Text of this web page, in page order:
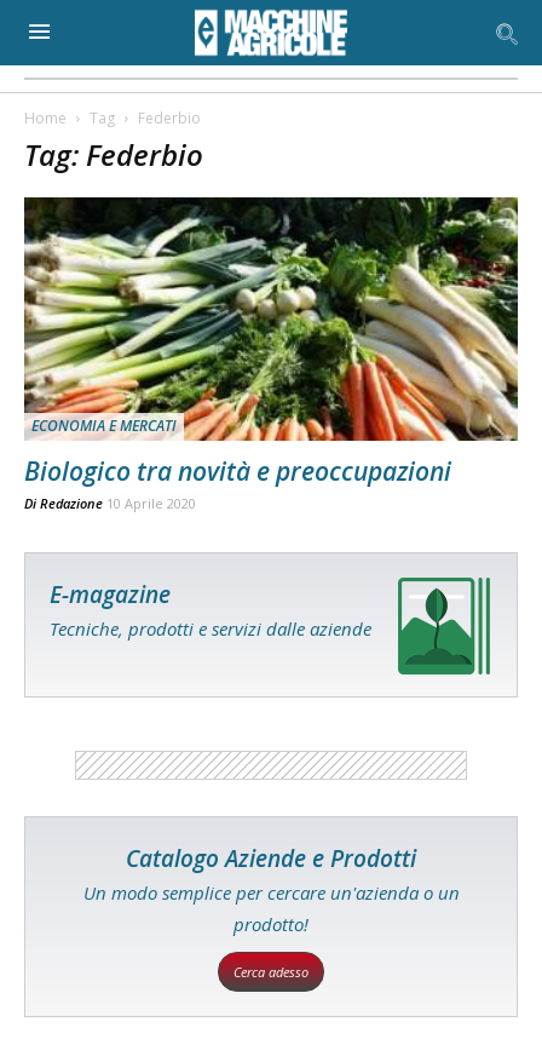
Home Tag Federbio
Tag: Federbio
ECONOMIA E MERCATI
Biologico tra novità e preoccupazioni
Di Redazione 10 Aprile 2020
E-magazine
Tecniche, prodotti e servizi dalle aziende
Catalogo Aziende e Prodotti
Un modo semplice per cercare un'azienda o un
prodotto!
Cerca adesso